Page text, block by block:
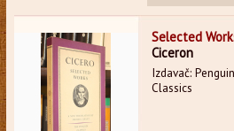
Selected
Ciceron
Izdavač:
Classics